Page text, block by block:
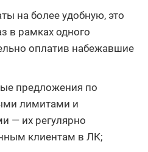
на более удобную, это
в рамках одного
оплатив набежавшие
предложения по
лимитами и
— их регулярно
клиентам в ЛК;